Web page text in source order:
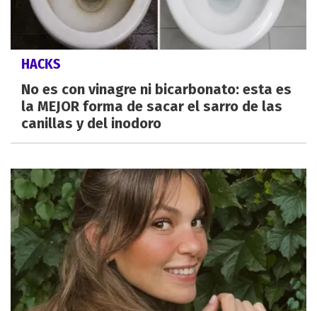
HACKS
No es con vinagre ni bicarbonato: esta es
la MEJOR forma de sacar el sarro de las
canillas y del inodoro